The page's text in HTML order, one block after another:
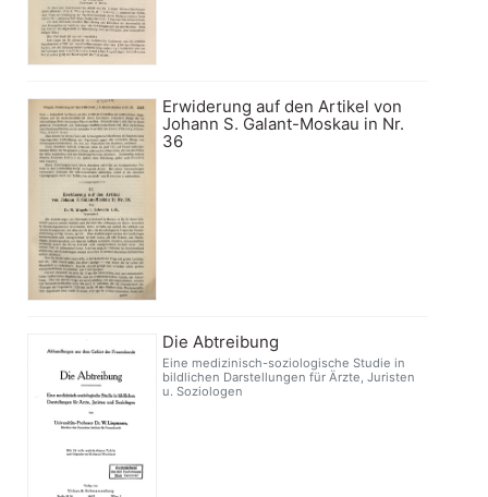
Erwiderung auf den Artikel von
Johann S. Galant-Moskau in Nr.
36
Die Abtreibung
Eine medizinisch-soziologische Studie in
bildlichen Darstellungen für Ärzte, Juristen
u. Soziologen